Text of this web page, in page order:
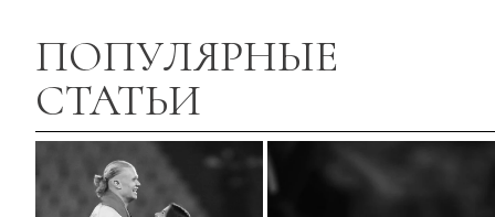
ПОПУЛЯРНЫЕ
СТАТЬИ